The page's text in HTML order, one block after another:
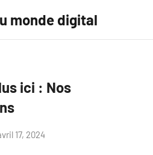
monde digital
ici : Nos
17, 2024